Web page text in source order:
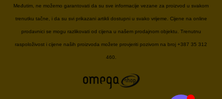
Međutim, ne možemo garantovati da su sve informacije vezane za proizvod u svakom
trenutku tačne, i da su svi prikazani artikli dostupni u svako vrijeme. Cijene na online
prodavnici se mogu razlikovati od cijena u našem prodajnom objektu. Trenutnu
raspoloživost i cijene naših proizvoda možete provjeriti pozivom na broj +387 35 312
460.